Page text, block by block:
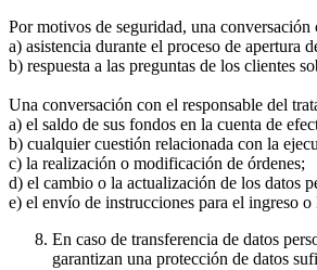
Por motivos de seguridad, una
a) asistencia durante el proceso de apertura
b) respuesta a las preguntas de los clientes
Una conversación con el responsable del
a) el saldo de sus fondos en la cuenta de
b) cualquier cuestión relacionada con la
c) la realización o modificación de órdenes;
d) el cambio o la actualización de los datos
e) el envío de instrucciones para el ingreso
En caso de transferencia de datos
garantizan una protección de datos